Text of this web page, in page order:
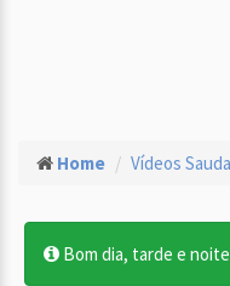
Home Vídeos
Bom dia, tarde e